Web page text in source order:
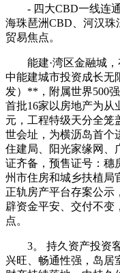
- 四大CBD一线连通
海珠琶洲CBD、河汉珠
贸易焦点。
能建·湾区金融城，
中能建城市投资成长无
发）**，附属世界500
首批16家以房地产为从
元，工程特级天分全笼
世会址，为横沥岛首个
住建局、阳光家缘网、
证齐备，预售证号：穗
州市住房和城乡扶植局
正轨房产平台存案公示
辟资金平安、交付不变
点。
3。 持久资产投资客
兴旺、畅通性强，岛居